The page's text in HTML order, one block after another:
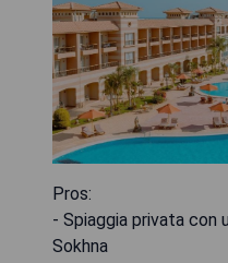
Pros:
- Spiaggia privata con
Sokhna